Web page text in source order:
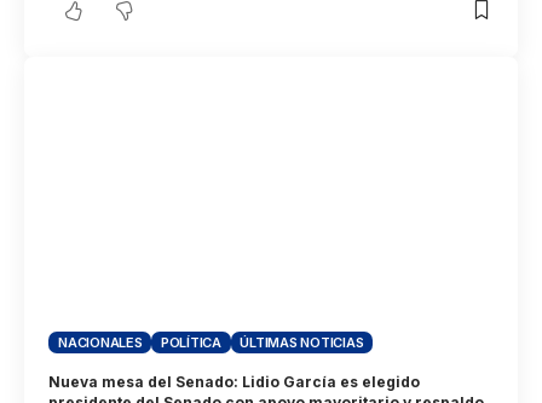
NACIONALES POLÍTICA ÚLTIMAS NOTICIAS
Nueva mesa del Senado: Lidio García es elegido